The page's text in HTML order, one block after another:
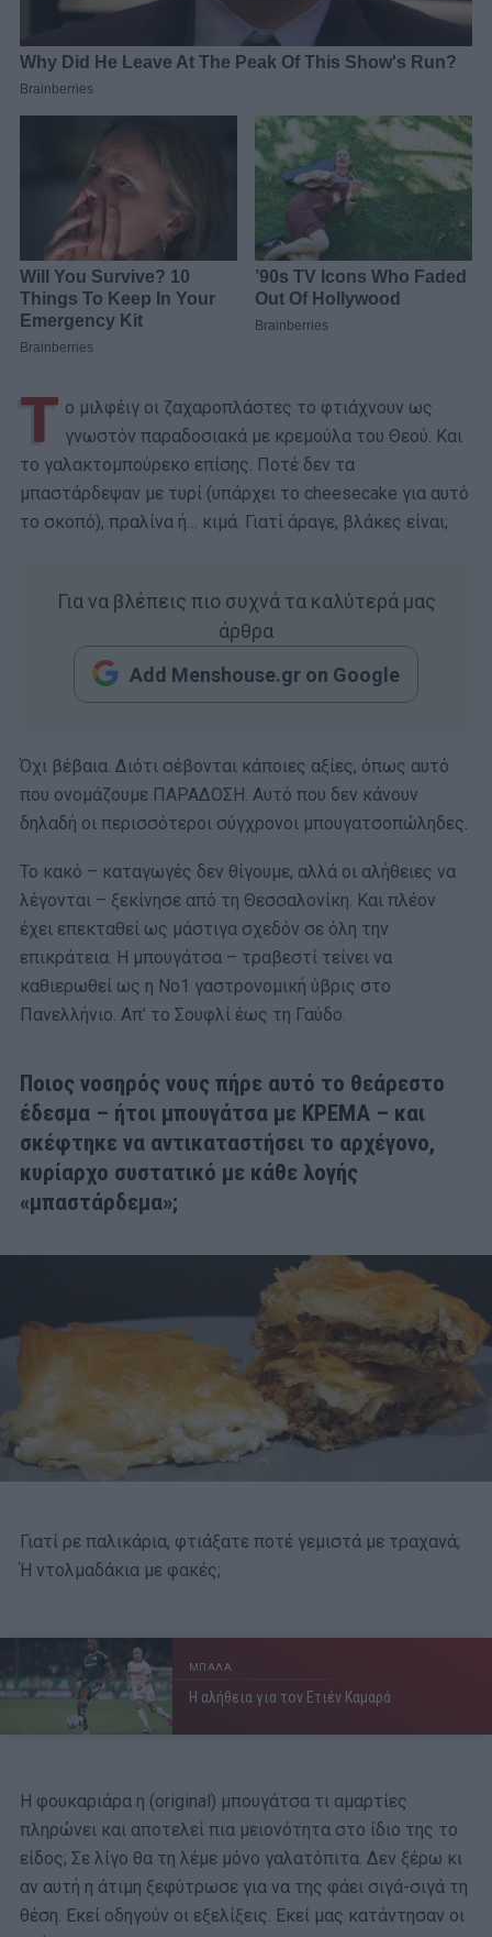
Τ ο μιλφέιγ οι ζαχαροπλάστες το φτιάχνουν ως
γνωστόν παραδοσιακά με κρεμούλα του Θεού. Και
το γαλακτομπούρεκο επίσης. Ποτέ δεν τα
μπαστάρδεψαν με τυρί (υπάρχει το cheesecake για αυτό
το σκοπό), πραλίνα ή… κιμά. Γιατί άραγε, βλάκες είναι;
Για να βλέπεις πιο συχνά τα καλύτερά μας
άρθρα
Add Menshouse.gr on Google
Όχι βέβαια. Διότι σέβονται κάποιες αξίες, όπως αυτό
που ονομάζουμε ΠΑΡΑΔΟΣΗ. Αυτό που δεν κάνουν
δηλαδή οι περισσότεροι σύγχρονοι μπουγατσοπώληδες.
Το κακό – καταγωγές δεν θίγουμε, αλλά οι αλήθειες να
λέγονται – ξεκίνησε από τη Θεσσαλονίκη. Και πλέον
έχει επεκταθεί ως μάστιγα σχεδόν σε όλη την
επικράτεια. Η μπουγάτσα – τραβεστί τείνει να
καθιερωθεί ως η Νο1 γαστρονομική ύβρις στο
Πανελλήνιο. Απ’ το Σουφλί έως τη Γαύδο.
Ποιος νοσηρός νους πήρε αυτό το θεάρεστο
έδεσμα – ήτοι μπουγάτσα με ΚΡΕΜΑ – και
σκέφτηκε να αντικαταστήσει το αρχέγονο,
κυρίαρχο συστατικό με κάθε λογής
«μπαστάρδεμα»;
Γιατί ρε παλικάρια, φτιάξατε ποτέ γεμιστά με τραχανά;
Ή ντολμαδάκια με φακές;
ΜΠΑΛΑ
Η αλήθεια για τον Ετιέν Καμαρά
Η φουκαριάρα η (original) μπουγάτσα τι αμαρτίες
πληρώνει και αποτελεί πια μειονότητα στο ίδιο της το
είδος; Σε λίγο θα τη λέμε μόνο γαλατόπιτα. Δεν ξέρω κι
αν αυτή η άτιμη ξεφύτρωσε για να της φάει σιγά-σιγά τη
θέση. Εκεί οδηγούν οι εξελίξεις. Εκεί μας κατάντησαν οι